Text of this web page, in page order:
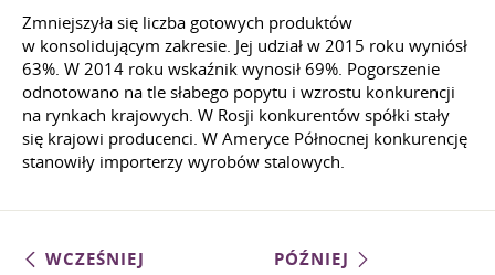
Zmniejszyła się liczba gotowych produktów
w konsolidującym zakresie. Jej udział w 2015 roku wyniósł
63%. W 2014 roku wskaźnik wynosił 69%. Pogorszenie
odnotowano na tle słabego popytu i wzrostu konkurencji
na rynkach krajowych. W Rosji konkurentów spółki stały
się krajowi producenci. W Ameryce Północnej konkurencję
stanowiły importerzy wyrobów stalowych.
WCZEŚNIEJ PÓŹNIEJ